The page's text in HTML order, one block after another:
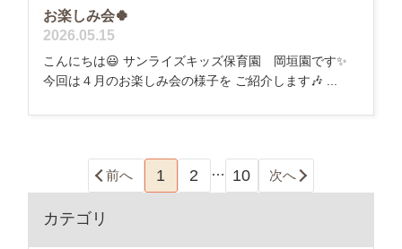
お楽しみ会🍀
2026.05.15
こんにちは😃 サンライズキッズ保育園 岡垣園です✨
今回は４月のお楽しみ会の様子を ご紹介します🎶 ...
前へ 1 2 … 10 次へ
カテゴリ